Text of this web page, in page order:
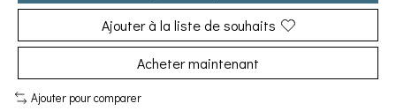
Ajouter à la liste de souhaits
Acheter maintenant
Ajouter pour comparer